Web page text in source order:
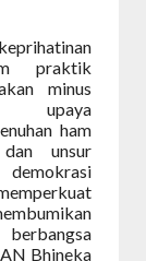
praktik
minus
ham
unsur
Bhineka